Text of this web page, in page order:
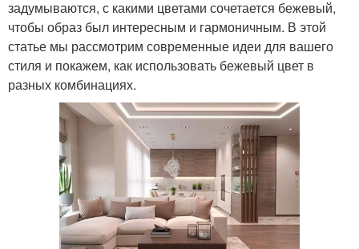
задумываются, с какими цветами сочетается бежевый,
чтобы образ был интересным и гармоничным. В этой
статье мы рассмотрим современные идеи для вашего
стиля и покажем, как использовать бежевый цвет в
разных комбинациях.